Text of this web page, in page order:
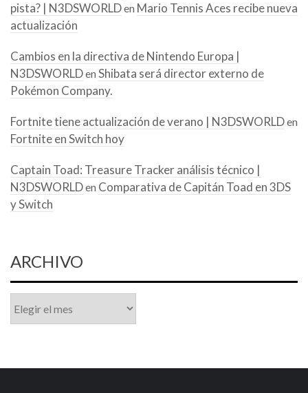
pista? | N3DSWORLDen Mario Tennis Aces recibe nueva
actualización
Cambios en la directiva de Nintendo Europa |
N3DSWORLDen Shibata será director externo de
Pokémon Company.
Fortnite tiene actualización de verano | N3DSWORLDen
Fortnite en Switch hoy
Captain Toad: Treasure Tracker análisis técnico |
N3DSWORLDen Comparativa de Capitán Toad en 3DS
y Switch
ARCHIVO